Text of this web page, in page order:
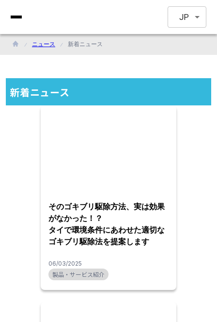
JP
ニュース 新着ニュース
新着ニュース
そのゴキブリ駆除方法、実は効果
がなかった！？
タイで環境条件にあわせた適切な
ゴキブリ駆除法を提案します
06/03/2025
製品・サービス紹介